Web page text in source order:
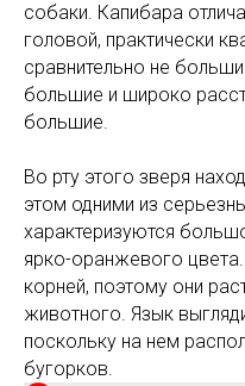
собаки. Капибара
головой, практически
сравнительно не
большие и широко
большие.
Во рту этого зверя
этом одними из
характеризуются
ярко-оранжевого
корней, поэтому они
животного. Язык
поскольку на нем
бугорков.